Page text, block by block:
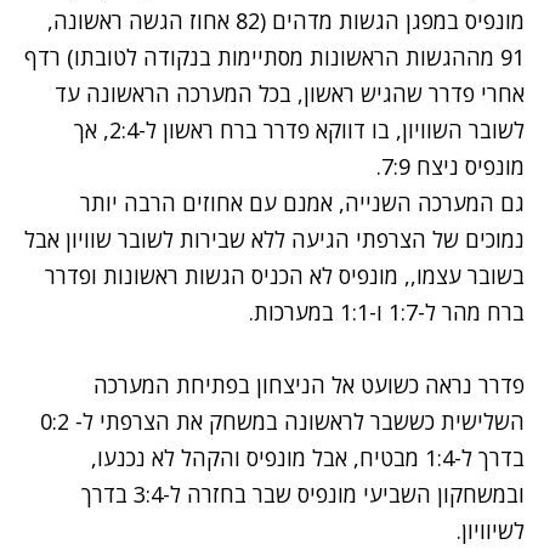
מונפיס במפגן הגשות מדהים (82 אחוז הגשה ראשונה,
91 מההגשות הראשונות מסתיימות בנקודה לטובתו) רדף
אחרי פדרר שהגיש ראשון, בכל המערכה הראשונה עד
לשובר השוויון, בו דווקא פדרר ברח ראשון ל-2:4, אך
מונפיס ניצח 7:9.
גם המערכה השנייה, אמנם עם אחוזים הרבה יותר
נמוכים של הצרפתי הגיעה ללא שבירות לשובר שוויון אבל
בשובר עצמו,, מונפיס לא הכניס הגשות ראשונות ופדרר
ברח מהר ל-1:7 ו-1:1 במערכות.
פדרר נראה כשועט אל הניצחון בפתיחת המערכה
השלישית כששבר לראשונה במשחק את הצרפתי ל- 0:2
בדרך ל-1:4 מבטיח, אבל מונפיס והקהל לא נכנעו,
ובמשחקון השביעי מונפיס שבר בחזרה ל-3:4 בדרך
לשיוויון.